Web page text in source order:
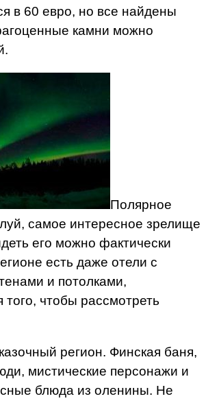
в 60 евро, но все найдены
камни можно
Полярное
самое интересное зрелище
его можно фактически
есть даже отели с
и потолками,
того, чтобы рассмотреть
регион. Финская баня,
мистические персонажи и
блюда из оленины. Не